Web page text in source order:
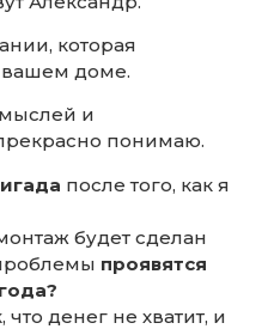
которая
вашем доме.
и
понимаю.
после того, как я
будет сделан
проявятся
что денег не хватит, и